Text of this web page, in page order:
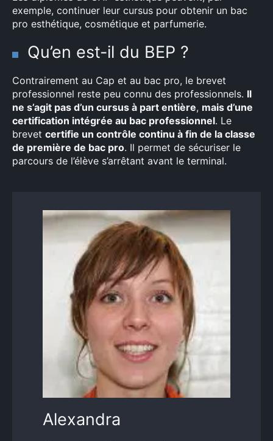
exemple, continuer leur cursus pour obtenir un bac
pro esthétique, cosmétique et parfumerie.
Qu’en est-il du BEP ?
Contrairement au Cap et au bac pro, le brevet
professionnel reste peu connu des professionnels. Il
ne s’agit pas d’un cursus à part entière, mais d’une
certification intégrée au bac professionnel. Le
brevet certifie un contrôle continu à fin de la classe
de première de bac pro. Il permet de sécuriser le
parcours de l’élève s’arrêtant avant le terminal.
Alexandra